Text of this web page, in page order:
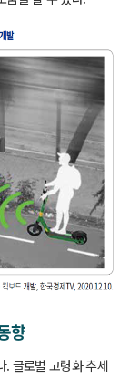
향
. 글로벌 고령화 추세